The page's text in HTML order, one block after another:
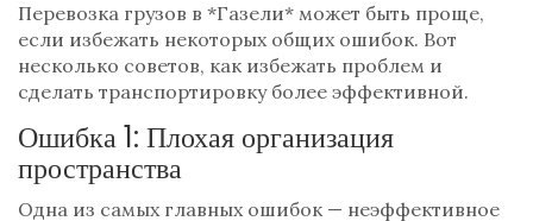
Перевозка грузов в *Газели* может быть проще,
если избежать некоторых общих ошибок. Вот
несколько советов, как избежать проблем и
сделать транспортировку более эффективной.
Ошибка 1: Плохая организация
пространства
Одна из самых главных ошибок — неэффективное